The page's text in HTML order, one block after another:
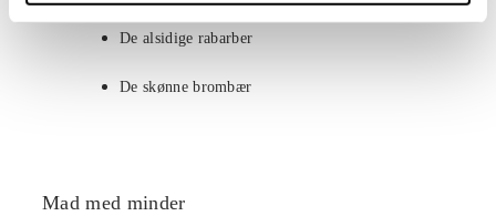
De alsidige rabarber
De skønne brombær
Mad med minder